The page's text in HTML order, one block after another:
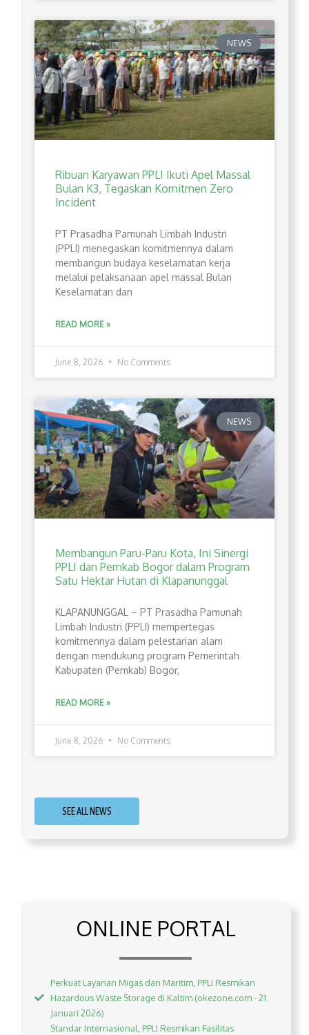
NEWS
Ribuan Karyawan PPLI Ikuti Apel Massal
Bulan K3, Tegaskan Komitmen Zero
Incident
PT Prasadha Pamunah Limbah Industri
(PPLI) menegaskan komitmennya dalam
membangun budaya keselamatan kerja
melalui pelaksanaan apel massal Bulan
Keselamatan dan
READ MORE »
June 8, 2026 No Comments
NEWS
Membangun Paru-Paru Kota, Ini Sinergi
PPLI dan Pemkab Bogor dalam Program
Satu Hektar Hutan di Klapanunggal
​KLAPANUNGGAL – PT Prasadha Pamunah
Limbah Industri (PPLI) mempertegas
komitmennya dalam pelestarian alam
dengan mendukung program Pemerintah
Kabupaten (Pemkab) Bogor,
READ MORE »
June 8, 2026 No Comments
SEE ALL NEWS
ONLINE PORTAL
Perkuat Layanan Migas dan Maritim, PPLI Resmikan
Hazardous Waste Storage di Kaltim (okezone.com - 21
Januari 2026)
Standar Internasional, PPLI Resmikan Fasilitas